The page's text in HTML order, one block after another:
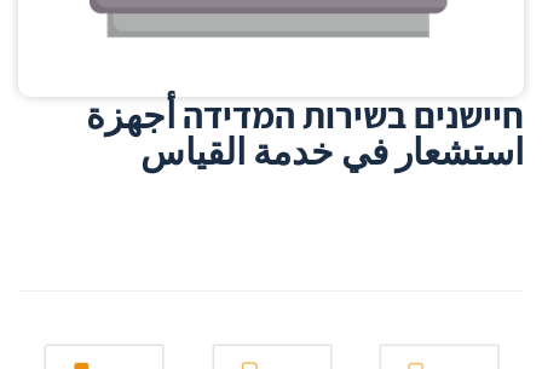
חיישנים בשירות המדידה أجهزة
استشعار في خدمة القياس